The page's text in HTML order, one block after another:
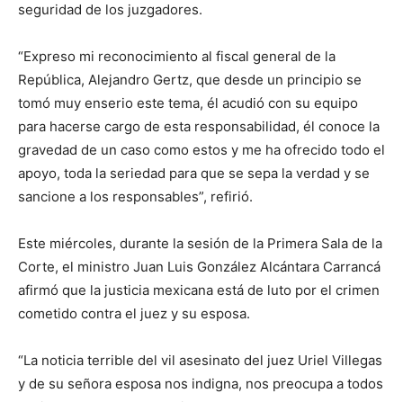
seguridad de los juzgadores.
“Expreso mi reconocimiento al fiscal general de la
República, Alejandro Gertz, que desde un principio se
tomó muy enserio este tema, él acudió con su equipo
para hacerse cargo de esta responsabilidad, él conoce la
gravedad de un caso como estos y me ha ofrecido todo el
apoyo, toda la seriedad para que se sepa la verdad y se
sancione a los responsables”, refirió.
Este miércoles, durante la sesión de la Primera Sala de la
Corte, el ministro Juan Luis González Alcántara Carrancá
afirmó que la justicia mexicana está de luto por el crimen
cometido contra el juez y su esposa.
“La noticia terrible del vil asesinato del juez Uriel Villegas
y de su señora esposa nos indigna, nos preocupa a todos